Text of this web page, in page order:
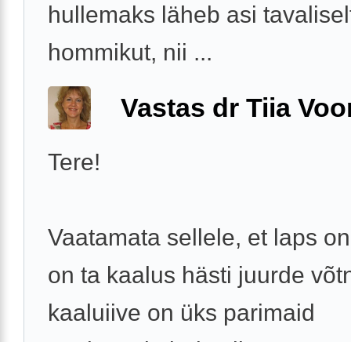
hullemaks läheb asi
hommikut, nii ...
Vastas dr Tiia
Tere!
Vaatamata sellele, et laps
on ta kaalus hästi juurde
kaaluiive on üks parimaid